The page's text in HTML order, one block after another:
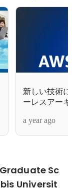
新しい技術
ーレスアー
a year ago
Graduate Sc
Universit